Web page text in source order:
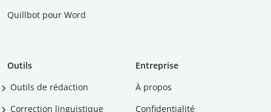
Quillbot pour Word
Outils
Outils de rédaction
Correction linguistique
Entreprise
À propos
Confidentialité